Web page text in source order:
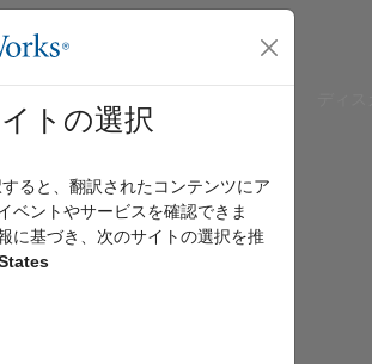
トの選択
ると、翻訳されたコンテンツにア
ベントやサービスを確認できま
に基づき、次のサイトの選択を推